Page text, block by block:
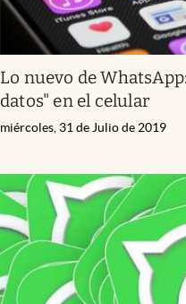
Lo nuevo de
datos" en el celular
miércoles, 31 de Julio de 2019